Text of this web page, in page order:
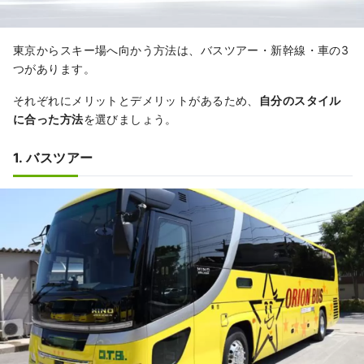
東京からスキー場へ向かう方法は、バスツアー・新幹線・車の3
つがあります。
それぞれにメリットとデメリットがあるため、
自分のスタイル
に合った方法を選びましょう。
1. バスツアー